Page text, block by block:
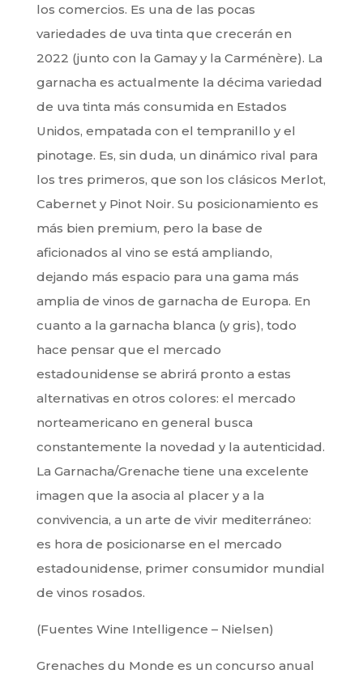
los comercios. Es una de las pocas
variedades de uva tinta que crecerán en
2022 (junto con la Gamay y la Carménère). La
garnacha es actualmente la décima variedad
de uva tinta más consumida en Estados
Unidos, empatada con el tempranillo y el
pinotage. Es, sin duda, un dinámico rival para
los tres primeros, que son los clásicos Merlot,
Cabernet y Pinot Noir. Su posicionamiento es
más bien premium, pero la base de
aficionados al vino se está ampliando,
dejando más espacio para una gama más
amplia de vinos de garnacha de Europa. En
cuanto a la garnacha blanca (y gris), todo
hace pensar que el mercado
estadounidense se abrirá pronto a estas
alternativas en otros colores: el mercado
norteamericano en general busca
constantemente la novedad y la autenticidad.
La Garnacha/Grenache tiene una excelente
imagen que la asocia al placer y a la
convivencia, a un arte de vivir mediterráneo:
es hora de posicionarse en el mercado
estadounidense, primer consumidor mundial
de vinos rosados.
(Fuentes Wine Intelligence – Nielsen)
Grenaches du Monde es un concurso anual